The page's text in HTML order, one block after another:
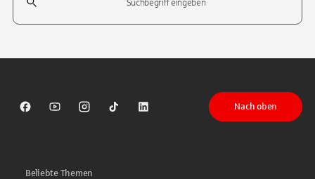
Sparkasse auf Facebook
Sparkasse auf Youtube
Sparkasse auf Instagram
Sparkasse auf TikTok
Sparkasse auf LinkedIn
Nach oben
Beliebte Themen